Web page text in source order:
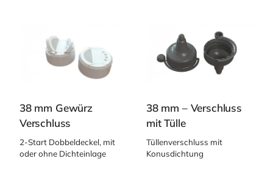
38 mm Gewürz
Verschluss
2-Start Dobbeldeckel, mit
oder ohne Dichteinlage
38 mm – Verschluss
mit Tülle
Tüllenverschluss mit
Konusdichtung